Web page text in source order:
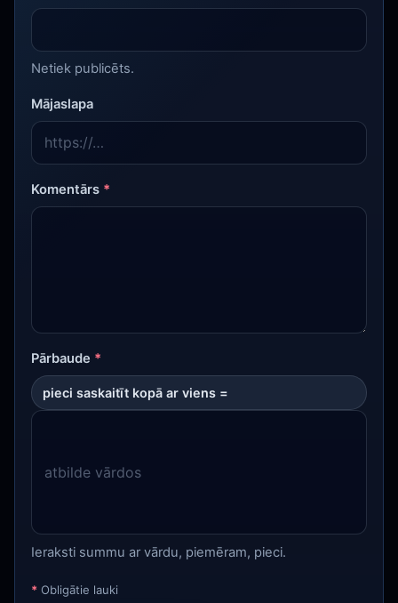
Netiek publicēts.
Mājaslapa
Komentārs *
Pārbaude *
pieci saskaitīt kopā ar viens =
Ieraksti summu ar vārdu, piemēram, pieci.
* Obligātie lauki